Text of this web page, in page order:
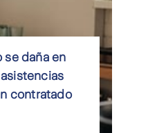
se daña en
contratado